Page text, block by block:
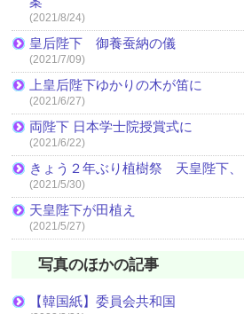
(2021/8/24)
皇后陛下 御養蚕納の儀
(2021/7/09)
上皇后陛下ゆかりの木が笛に
(2021/6/27)
両陛下 日本学士院授賞式に
(2021/6/22)
きょう２年ぶり植樹祭 天皇陛下
(2021/5/30)
天皇陛下が田植え
(2021/5/27)
写真のほかの記事
【韓国紙】委員会共和国